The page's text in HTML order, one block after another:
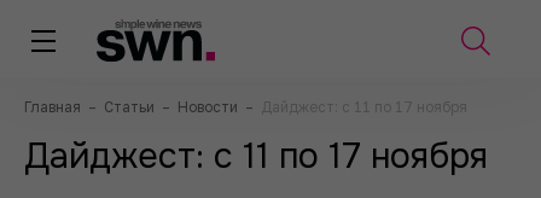
Главная – Статьи – Новости – Дайджест: с 11 по 17 ноября
Дайджест: с 11 по 17 ноября